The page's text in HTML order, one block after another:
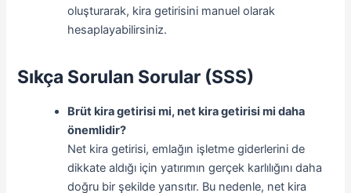
oluşturarak, kira getirisini manuel olarak
hesaplayabilirsiniz.
Sıkça Sorulan Sorular (SSS)
Brüt kira getirisi mi, net kira getirisi mi daha
önemlidir?
Net kira getirisi, emlağın işletme giderlerini de
dikkate aldığı için yatırımın gerçek karlılığını daha
doğru bir şekilde yansıtır. Bu nedenle, net kira